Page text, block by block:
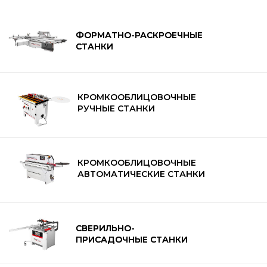
КРОМКООБЛИЦОВОЧНЫЕ
АВТОМАТИЧЕСКИЕ СТАНКИ
КРОМКООБЛИЦОВОЧНЫЕ
РУЧНЫЕ СТАНКИ
ФОРМАТНО-РАСКРОЕЧНЫЕ
СТАНКИ
СВЕРИЛЬНО-
ПРИСАДОЧНЫЕ СТАНКИ
ФОРМАТНО-РАСКРОЕЧНЫЕ
СТАНКИ
СВЕРИЛЬНО-
ПРИСАДОЧНЫЕ СТАНКИ